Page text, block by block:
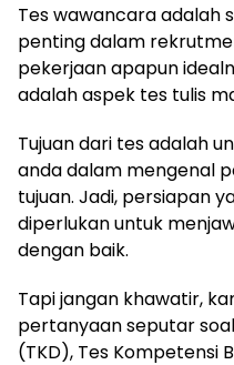
Tes wawancara adalah
penting dalam
pekerjaan apapun
adalah aspek tes tulis
Tujuan dari tes adalah
anda dalam mengenal
tujuan. Jadi, persiapan
diperlukan untuk
dengan baik.
Tapi jangan khawatir,
pertanyaan seputar
(TKD), Tes Kompetensi